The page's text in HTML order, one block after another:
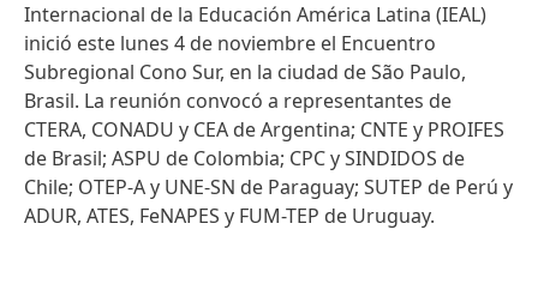
Internacional de la Educación América Latina (IEAL)
inició este lunes 4 de noviembre el Encuentro
Subregional Cono Sur, en la ciudad de São Paulo,
Brasil. La reunión convocó a representantes de
CTERA, CONADU y CEA de Argentina; CNTE y PROIFES
de Brasil; ASPU de Colombia; CPC y SINDIDOS de
Chile; OTEP-A y UNE-SN de Paraguay; SUTEP de Perú y
ADUR, ATES, FeNAPES y FUM-TEP de Uruguay.